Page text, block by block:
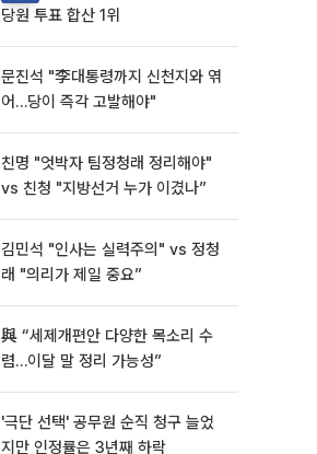
당원 투표 합산 1위
문진석 "李대통령까지 신천지와 엮
어…당이 즉각 고발해야"
친명 "엇박자 팀정청래 정리해야"
vs 친청 "지방선거 누가 이겼나”
김민석 "인사는 실력주의" vs 정청
래 "의리가 제일 중요”
與 “세제개편안 다양한 목소리 수
렴…이달 말 정리 가능성”
'극단 선택' 공무원 순직 청구 늘었
지만 인정률은 3년째 하락